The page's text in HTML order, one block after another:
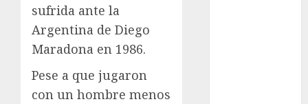
sufrida ante la
Argentina de Diego
Maradona en 1986.
Pese a que jugaron
con un hombre menos